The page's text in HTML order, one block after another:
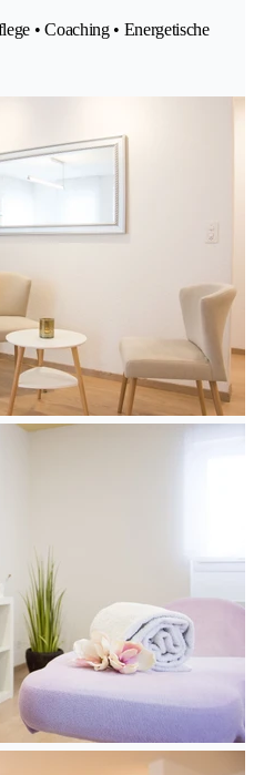
• Coaching • Energetische